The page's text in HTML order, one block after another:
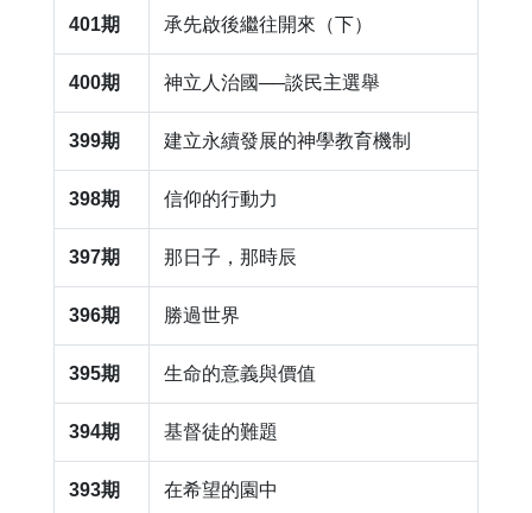
401期 承先啟後繼往開來（下）
400期 神立人治國──談民主選舉
399期 建立永續發展的神學教育機制
398期 信仰的行動力
397期 那日子，那時辰
396期 勝過世界
395期 生命的意義與價值
394期 基督徒的難題
393期 在希望的園中